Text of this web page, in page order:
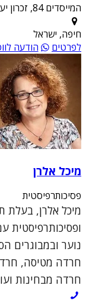
המייסדים 84, זכרון יעקב, ישראל
חיפה, ישראל
לפרטים
הודעה
מיכל אלרן
פסיכותרפיסטית
מיכל אלרן, בעלת
נוער ובמבוגרים
חרדה מטיסה,
חרדה מבחינות